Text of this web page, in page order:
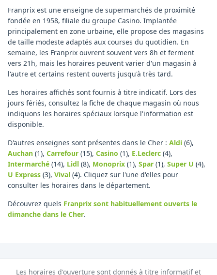
Franprix est une enseigne de supermarchés de proximité
fondée en 1958, filiale du groupe Casino. Implantée
principalement en zone urbaine, elle propose des magasins
de taille modeste adaptés aux courses du quotidien. En
semaine, les Franprix ouvrent souvent vers 8h et ferment
vers 21h, mais les horaires peuvent varier d'un magasin à
l'autre et certains restent ouverts jusqu'à très tard.
Les horaires affichés sont fournis à titre indicatif. Lors des
jours fériés, consultez la fiche de chaque magasin où nous
indiquons les horaires spéciaux lorsque l'information est
disponible.
D'autres enseignes sont présentes dans le Cher : Aldi (6),
Auchan (1), Carrefour (15), Casino (1), E.Leclerc (4),
Intermarché (14), Lidl (8), Monoprix (1), Spar (1), Super U (4),
U Express (3), Vival (4). Cliquez sur l'une d'elles pour
consulter les horaires dans le département.
Découvrez quels Franprix sont habituellement ouverts le
dimanche dans le Cher.
Les horaires d'ouverture sont donnés à titre informatif et